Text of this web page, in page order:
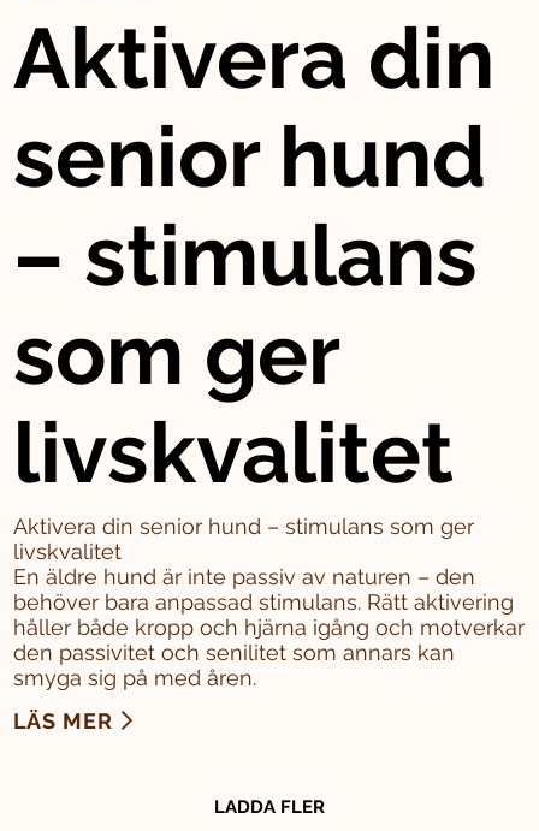
Aktivera din
senior hund
– stimulans
som ger
livskvalitet
Aktivera din senior hund – stimulans som ger
livskvalitet
En äldre hund är inte passiv av naturen – den
behöver bara anpassad stimulans. Rätt aktivering
håller både kropp och hjärna igång och motverkar
den passivitet och senilitet som annars kan
smyga sig på med åren.
LÄS MER
LADDA FLER